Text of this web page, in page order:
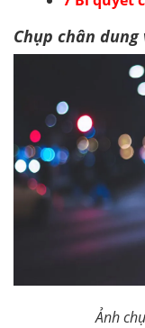
Chụp chân
Ảnh